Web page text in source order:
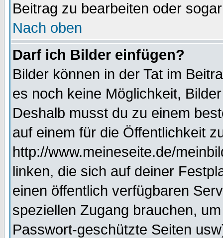
Beitrag zu bearbeiten oder
Nach oben
Darf ich Bilder einfügen?
Bilder können in der Tat im
es noch keine Möglichkeit,
Deshalb musst du zu einem
auf einem für die Öffentlichkeit
http://www.meineseite.de/
linken, die sich auf deiner
einen öffentlich verfügbaren
speziellen Zugang brauchen,
Passwort-geschützte Seiten